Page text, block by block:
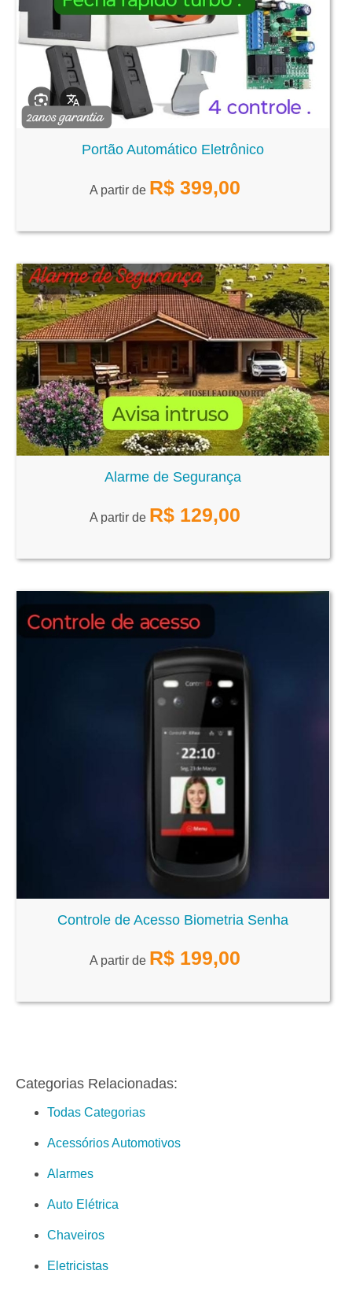
Portão Automático Eletrônico
A partir de R$ 399,00
Alarme de Segurança
A partir de R$ 129,00
Controle de Acesso Biometria Senha
A partir de R$ 199,00
Categorias Relacionadas:
Todas Categorias
Acessórios Automotivos
Alarmes
Auto Elétrica
Chaveiros
Eletricistas